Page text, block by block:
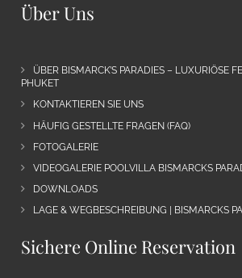
Über Uns
ÜBER BISMARCK’S PARADIES – LUXURIÖSE
PHUKET
KONTAKTIEREN SIE UNS
HÄUFIG GESTELLTE FRAGEN (FAQ)
FOTOGALERIE
VIDEOGALERIE POOLVILLA BISMARCKS
DOWNLOADS
LAGE & WEGBESCHREIBUNG | BISMARCKS
Sichere Online Reservation